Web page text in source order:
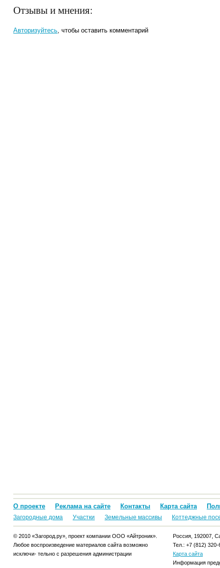
Отзывы и мнения:
Авторизуйтесь, чтобы оставить комментарий
О проекте Реклама на сайте Контакты Карта сайта
Загородные дома Участки Земельные массивы Коттеджные
© 2010 «Загород.ру», проект компании ООО «Айтроник».
Любое воспроизведение материалов сайта возможно
исключи- тельно с разрешения администрации
Россия, 192007,
Тел.: +7 (812) 320-
Карта сайта
Информация